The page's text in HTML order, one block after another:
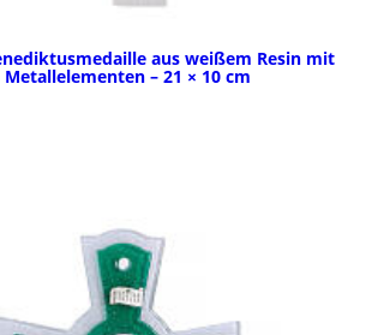
aus weißem Resin mit
– 21 × 10 cm